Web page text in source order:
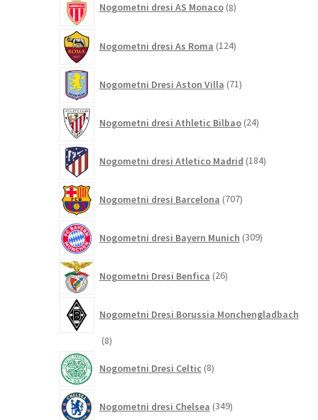
Nogometni dresi AS Monaco 8izdelkov
Nogometni dresi As Roma 124izdelkov
Nogometni Dresi Aston Villa 71izdelkov
Nogometni dresi Athletic Bilbao 24izdelkov
Nogometni dresi Atletico Madrid 184izdelkov
Nogometni dresi Barcelona 707izdelkov
Nogometni dresi Bayern Munich 309izdelkov
Nogometni Dresi Benfica 26izdelkov
Nogometni Dresi Borussia Monchengladbach
88
Nogometni Dresi Celtic 8izdelkov
Nogometni dresi Chelsea 349izdelkov